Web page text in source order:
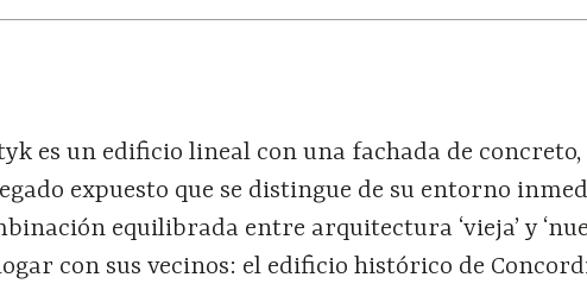
es un edificio lineal con una fachada de
expuesto que se distingue de su entorno
equilibrada entre arquitectura ‘vieja’ y
con sus vecinos: el edificio histórico de